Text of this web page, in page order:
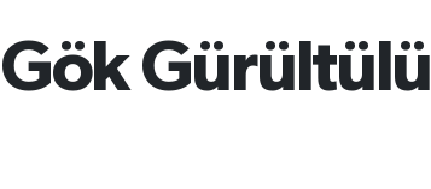
Gürültülü